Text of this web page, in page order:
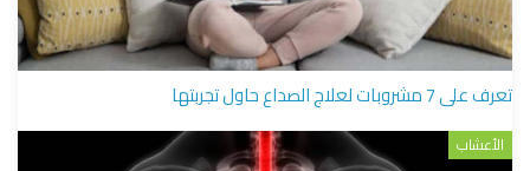
تعرف على 7 مشروبات لعلاج الصداع حاول تجربتها
الأعشاب